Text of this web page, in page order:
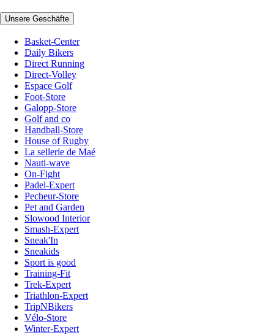
Unsere Geschäfte
Basket-Center
Daily Bikers
Direct Running
Direct-Volley
Espace Golf
Foot-Store
Galopp-Store
Golf and co
Handball-Store
House of Rugby
La sellerie de Maé
Nauti-wave
On-Fight
Padel-Expert
Pecheur-Store
Pet and Garden
Slowood Interior
Smash-Expert
Sneak'In
Sneakids
Sport is good
Training-Fit
Trek-Expert
Triathlon-Expert
TripNBikers
Vélo-Store
Winter-Expert